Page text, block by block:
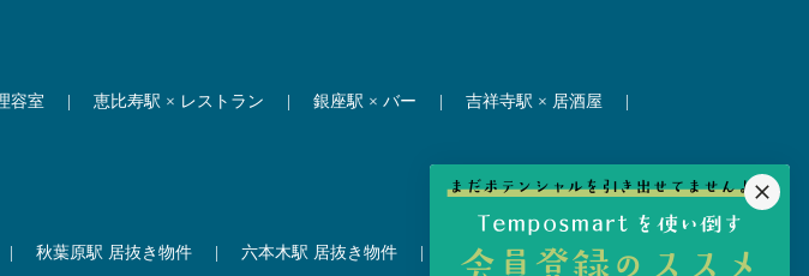
容室 恵比寿駅 × レストラン 銀座駅 × バー 吉祥寺駅 × 居酒屋
秋葉原駅 居抜き物件 六本木駅 居抜き物件 赤坂見附駅 居抜き物件